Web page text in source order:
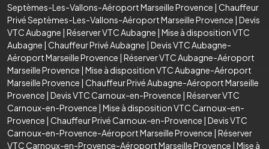
Septèmes-Les-Vallons-Aéroport Marseille Provence | Chauffeur
Privé Septèmes-Les-Vallons-Aéroport Marseille Provence | Devis
VTC Aubagne | Réserver VTC Aubagne | Mise à disposition VTC
Aubagne | Chauffeur Privé Aubagne | Devis VTC Aubagne-
Aéroport Marseille Provence | Réserver VTC Aubagne-Aéroport
Marseille Provence | Mise à disposition VTC Aubagne-Aéroport
Marseille Provence | Chauffeur Privé Aubagne-Aéroport Marseille
Provence | Devis VTC Carnoux-en-Provence | Réserver VTC
Carnoux-en-Provence | Mise à disposition VTC Carnoux-en-
Provence | Chauffeur Privé Carnoux-en-Provence | Devis VTC
Carnoux-en-Provence-Aéroport Marseille Provence | Réserver
VTC Carnoux-en-Provence-Aéroport Marseille Provence | Mise à